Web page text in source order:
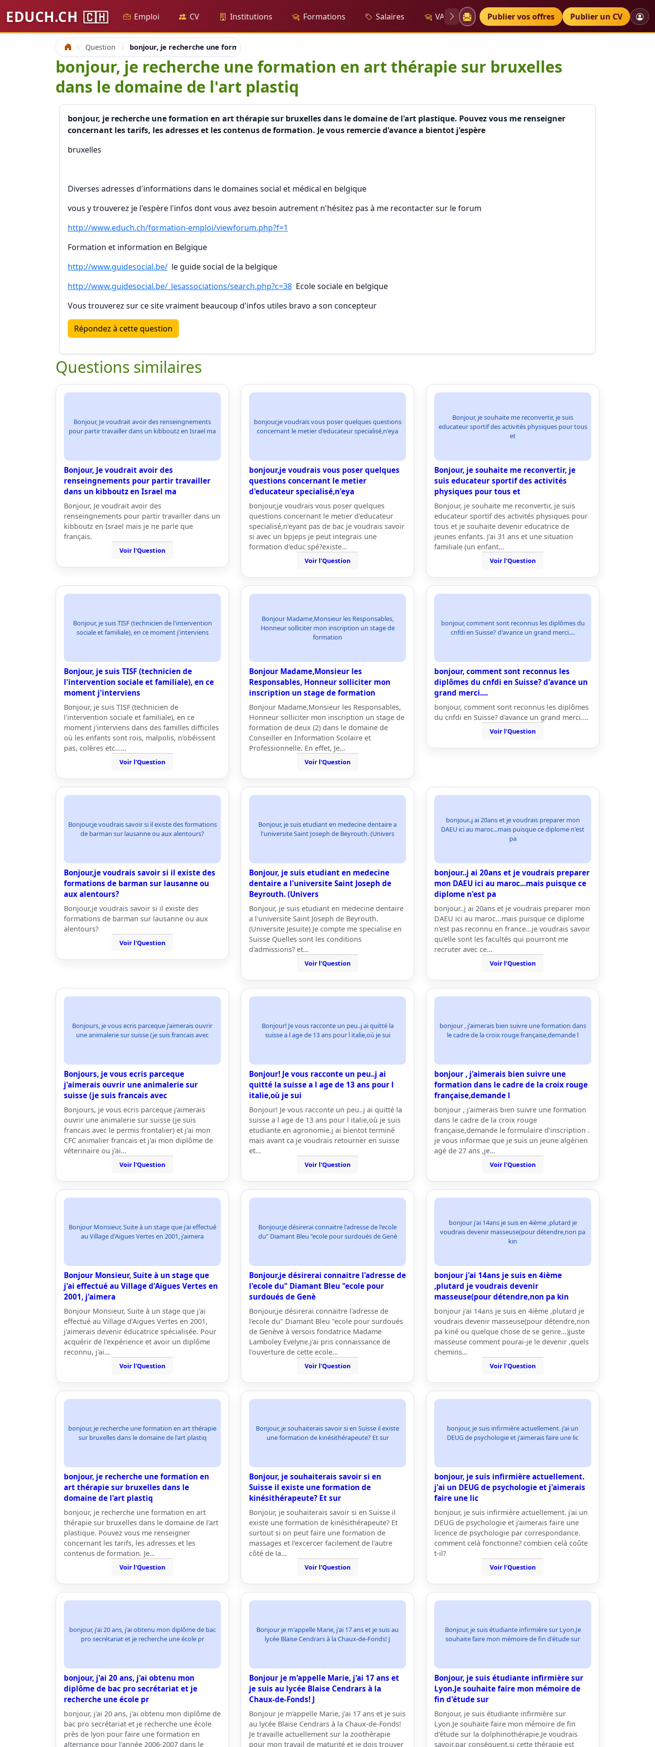
EDUCH.CH 🇨🇭 Emploi CV Institutions Formations Salaires VAE Diplômes Petites annonces
Publier vos offres Publier un CV
Accueil Question bonjour, je recherche une formation en art thérapie sur bruxelles dans le domaine de l'art plastiq
bonjour, je recherche une formation en art thérapie sur bruxelles
dans le domaine de l'art plastiq
bonjour, je recherche une formation en art thérapie sur bruxelles dans le domaine de l'art plastique. Pouvez vous me renseigner
concernant les tarifs, les adresses et les contenus de formation. Je vous remercie d'avance a bientot j'espère
bruxelles
Diverses adresses d'informations dans le domaines social et médical en belgique
vous y trouverez je l'espère l'infos dont vous avez besoin autrement n'hésitez pas à me recontacter sur le forum
http://www.educh.ch/formation-emploi/viewforum.php?f=1
Formation et information en Belgique
http://www.guidesocial.be/ le guide social de la belgique
http://www.guidesocial.be/_lesassociations/search.php?c=38 Ecole sociale en belgique
Vous trouverez sur ce site vraiment beaucoup d'infos utiles bravo a son concepteur
Répondez à cette question
Questions similaires
Bonjour, Je voudrait avoir des renseingnements
pour partir travailler dans un kibboutz en Israel ma
Bonjour, Je voudrait avoir des
renseingnements pour partir travailler
dans un kibboutz en Israel ma
Bonjour, Je voudrait avoir des
renseingnements pour partir travailler dans un
kibboutz en Israel mais je ne parle que
français.
Voir l'Question
bonjour,je voudrais vous poser quelques questions
concernant le metier d'educateur specialisé,n'eya
bonjour,je voudrais vous poser quelques
questions concernant le metier
d'educateur specialisé,n'eya
bonjour,je voudrais vous poser quelques
questions concernant le metier d'educateur
specialisé,n'eyant pas de bac je voudrais savoir
si avec un bpjeps je peut integrais une
formation d'educ spé?existe…
Voir l'Question
Bonjour, je souhaite me reconvertir, je suis
educateur sportif des activités physiques pour tous
et
Bonjour, je souhaite me reconvertir, je
suis educateur sportif des activités
physiques pour tous et
Bonjour, je souhaite me reconvertir, je suis
educateur sportif des activités physiques pour
tous et je souhaite devenir educatrice de
jeunes enfants. J'ai 31 ans et une situation
familiale (un enfant…
Voir l'Question
Bonjour, je suis TISF (technicien de l'intervention
sociale et familiale), en ce moment j'interviens
Bonjour, je suis TISF (technicien de
l'intervention sociale et familiale), en ce
moment j'interviens
Bonjour, je suis TISF (technicien de
l'intervention sociale et familiale), en ce
moment j'interviens dans des familles difficiles
où les enfants sont rois, malpolis, n'obéissent
pas, colères etc...…
Voir l'Question
Bonjour Madame,Monsieur les Responsables,
Honneur solliciter mon inscription un stage de
formation
Bonjour Madame,Monsieur les
Responsables, Honneur solliciter mon
inscription un stage de formation
Bonjour Madame,Monsieur les Responsables,
Honneur solliciter mon inscription un stage de
formation de deux (2) dans le domaine de
Conseiller en Information Scolaire et
Professionnelle. En effet, Je…
Voir l'Question
bonjour, comment sont reconnus les diplômes du
cnfdi en Suisse? d'avance un grand merci....
bonjour, comment sont reconnus les
diplômes du cnfdi en Suisse? d'avance un
grand merci....
bonjour, comment sont reconnus les diplômes
du cnfdi en Suisse? d'avance un grand merci....
Voir l'Question
Bonjour,je voudrais savoir si il existe des formations
de barman sur lausanne ou aux alentours?
Bonjour,je voudrais savoir si il existe des
formations de barman sur lausanne ou
aux alentours?
Bonjour,je voudrais savoir si il existe des
formations de barman sur lausanne ou aux
alentours?
Voir l'Question
Bonjour, je suis etudiant en medecine dentaire a
l'universite Saint Joseph de Beyrouth. (Univers
Bonjour, je suis etudiant en medecine
dentaire a l'universite Saint Joseph de
Beyrouth. (Univers
Bonjour, je suis etudiant en medecine dentaire
a l'universite Saint Joseph de Beyrouth.
(Universite Jesuite) Je compte me specialise en
Suisse Quelles sont les conditions
d'admissions? et…
Voir l'Question
bonjour..j ai 20ans et je voudrais preparer mon
DAEU ici au maroc...mais puisque ce diplome n'est
pa
bonjour..j ai 20ans et je voudrais preparer
mon DAEU ici au maroc...mais puisque ce
diplome n'est pa
bonjour..j ai 20ans et je voudrais preparer mon
DAEU ici au maroc...mais puisque ce diplome
n'est pas reconnu en france...je voudrais savoir
qu'elle sont les facultés qui pourront me
recruter avec ce…
Voir l'Question
Bonjours, je vous ecris parceque j'aimerais ouvrir
une animalerie sur suisse (je suis francais avec
Bonjours, je vous ecris parceque
j'aimerais ouvrir une animalerie sur
suisse (je suis francais avec
Bonjours, je vous ecris parceque j'aimerais
ouvrir une animalerie sur suisse (je suis
francais avec le permis frontalier) et j'ai mon
CFC animalier francais et j'ai mon diplôme de
véterinaire ou j'ai…
Voir l'Question
Bonjour! Je vous racconte un peu..j ai quitté la
suisse a l age de 13 ans pour l italie,où je sui
Bonjour! Je vous racconte un peu..j ai
quitté la suisse a l age de 13 ans pour l
italie,où je sui
Bonjour! Je vous racconte un peu..j ai quitté la
suisse a l age de 13 ans pour l italie,où je suis
etudiante en agronomie.j ai bientot terminé
mais avant ca je voudrais retourner en suisse
et…
Voir l'Question
bonjour , j'aimerais bien suivre une formation dans
le cadre de la croix rouge française,demande l
bonjour , j'aimerais bien suivre une
formation dans le cadre de la croix rouge
française,demande l
bonjour , j'aimerais bien suivre une formation
dans le cadre de la croix rouge
française,demande le formulaire d'inscription .
je vous informae que je suis un jeune algérien
agé de 27 ans ,je…
Voir l'Question
Bonjour Monsieur, Suite à un stage que j'ai effectué
au Village d'Aigues Vertes en 2001, j'aimera
Bonjour Monsieur, Suite à un stage que
j'ai effectué au Village d'Aigues Vertes en
2001, j'aimera
Bonjour Monsieur, Suite à un stage que j'ai
effectué au Village d'Aigues Vertes en 2001,
j'aimerais devenir éducatrice spécialisée. Pour
acquérir de l'expérience et avoir un diplôme
reconnu, j'ai…
Voir l'Question
Bonjour,je désirerai connaitre l'adresse de l'ecole
du" Diamant Bleu "ecole pour surdoués de Genè
Bonjour,je désirerai connaitre l'adresse de
l'ecole du" Diamant Bleu "ecole pour
surdoués de Genè
Bonjour,je désirerai connaitre l'adresse de
l'ecole du" Diamant Bleu "ecole pour surdoués
de Genève à versois fondatrice Madame
Lamboley Evelyne.j'ai pris connaissance de
l'ouverture de cette ecole…
Voir l'Question
bonjour j'ai 14ans je suis en 4ième ,plutard je
voudrais devenir masseuse(pour détendre,non pa
kin
bonjour j'ai 14ans je suis en 4ième
,plutard je voudrais devenir
masseuse(pour détendre,non pa kin
bonjour j'ai 14ans je suis en 4ième ,plutard je
voudrais devenir masseuse(pour détendre,non
pa kiné ou quelque chose de se genre...)juste
masseuse comment pourai-je le devenir ,quels
chemins…
Voir l'Question
bonjour, je recherche une formation en art thérapie
sur bruxelles dans le domaine de l'art plastiq
bonjour, je recherche une formation en
art thérapie sur bruxelles dans le
domaine de l'art plastiq
bonjour, je recherche une formation en art
thérapie sur bruxelles dans le domaine de l'art
plastique. Pouvez vous me renseigner
concernant les tarifs, les adresses et les
contenus de formation. Je…
Voir l'Question
Bonjour, je souhaiterais savoir si en Suisse il existe
une formation de kinésithérapeute? Et sur
Bonjour, je souhaiterais savoir si en
Suisse il existe une formation de
kinésithérapeute? Et sur
Bonjour, je souhaiterais savoir si en Suisse il
existe une formation de kinésithérapeute? Et
surtout si on peut faire une formation de
massages et l'excercer facilement de l'autre
côté de la…
Voir l'Question
bonjour, je suis infirmière actuellement. j'ai un
DEUG de psychologie et j'aimerais faire une lic
bonjour, je suis infirmière actuellement.
j'ai un DEUG de psychologie et j'aimerais
faire une lic
bonjour, je suis infirmière actuellement. j'ai un
DEUG de psychologie et j'aimerais faire une
licence de psychologie par correspondance.
comment celà fonctionne? combien celà coûte
t-il?
Voir l'Question
bonjour, j'ai 20 ans, j'ai obtenu mon diplôme de bac
pro secrétariat et je recherche une école pr
bonjour, j'ai 20 ans, j'ai obtenu mon
diplôme de bac pro secrétariat et je
recherche une école pr
bonjour, j'ai 20 ans, j'ai obtenu mon diplôme de
bac pro secrétariat et je recherche une école
près de lyon pour faire une formation en
alternance pour l'année 2006-2007 dans le
Bonjour je m'appelle Marie, j'ai 17 ans et je suis au
lycée Blaise Cendrars à la Chaux-de-Fonds! J
Bonjour je m'appelle Marie, j'ai 17 ans et
je suis au lycée Blaise Cendrars à la
Chaux-de-Fonds! J
Bonjour je m'appelle Marie, j'ai 17 ans et je suis
au lycée Blaise Cendrars à la Chaux-de-Fonds!
Je travaille actuellement sur la zoothérapie
pour mon travail de maturité et je dois trouver
Bonjour, je suis étudiante infirmière sur Lyon.Je
souhaite faire mon mémoire de fin d'étude sur
Bonjour, je suis étudiante infirmière sur
Lyon.Je souhaite faire mon mémoire de
fin d'étude sur
Bonjour, je suis étudiante infirmière sur
Lyon.Je souhaite faire mon mémoire de fin
d'étude sur la dolphinothérapie.Je voudrais
savoir,par conséquent,si cette thérapie est